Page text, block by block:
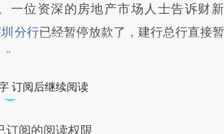
一位资深的房地产市场人士告诉财
分行已经暂停放款了，建行总行直接
”
订阅后继续阅读
阅的阅读权限